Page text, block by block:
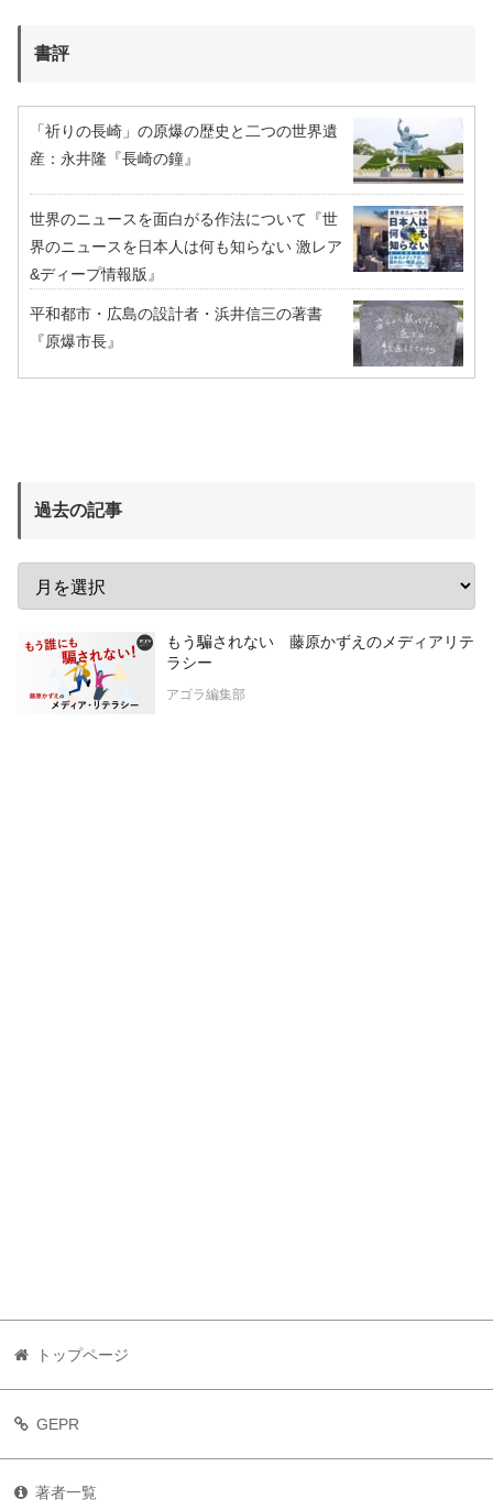
書評
「祈りの長崎」の原爆の歴史と二つの世界遺
産：永井隆『長崎の鐘』
世界のニュースを面白がる作法について『世
界のニュースを日本人は何も知らない 激レア
&ディープ情報版』
平和都市・広島の設計者・浜井信三の著書
『原爆市長』
過去の記事
もう騙されない 藤原かずえのメディアリテ
ラシー
アゴラ編集部
トップページ
GEPR
著者一覧